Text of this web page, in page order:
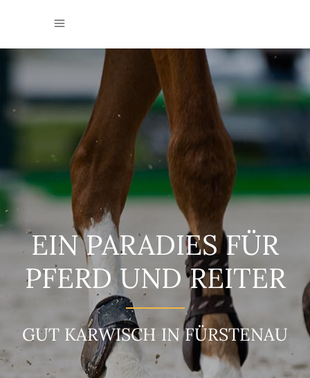
EIN PARADIES FÜR
PFERD UND REITER
GUT KARWISCH IN FÜRSTENAU